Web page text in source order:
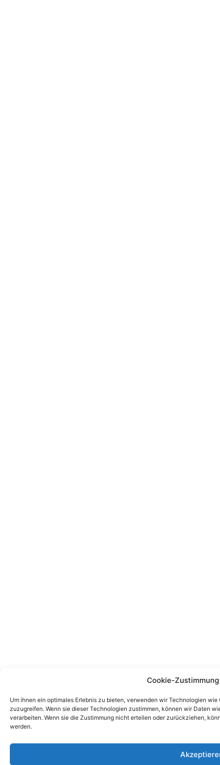
Cookie-
Um ihnen ein optimales Erlebnis zu bieten, verwenden wir Technologien
zuzugreifen. Wenn sie dieser Technologien zustimmen, können wir Daten
verarbeiten. Wenn sie die Zustimmung nicht erteilen oder zurückziehen,
werden.